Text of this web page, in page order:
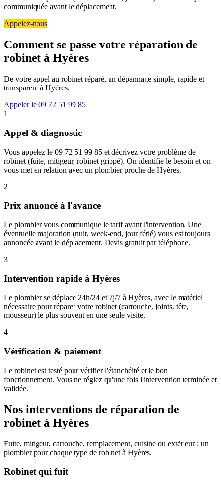
communiquée avant le déplacement.
Appelez-nous
Comment se passe votre réparation de
robinet à Hyères
De votre appel au robinet réparé, un dépannage simple, rapide et
transparent à Hyères.
Appeler le 09 72 51 99 85
1
Appel & diagnostic
Vous appelez le 09 72 51 99 85 et décrivez votre problème de
robinet (fuite, mitigeur, robinet grippé). On identifie le besoin et on
vous met en relation avec un plombier proche de Hyères.
2
Prix annoncé à l'avance
Le plombier vous communique le tarif avant l'intervention. Une
éventuelle majoration (nuit, week-end, jour férié) vous est toujours
annoncée avant le déplacement. Devis gratuit par téléphone.
3
Intervention rapide à Hyères
Le plombier se déplace 24h/24 et 7j/7 à Hyères, avec le matériel
nécessaire pour réparer votre robinet (cartouche, joints, tête,
mousseur) le plus souvent en une seule visite.
4
Vérification & paiement
Le robinet est testé pour vérifier l'étanchéité et le bon
fonctionnement. Vous ne réglez qu'une fois l'intervention terminée et
validée.
Nos interventions de réparation de
robinet à Hyères
Fuite, mitigeur, cartouche, remplacement, cuisine ou extérieur : un
plombier pour chaque type de robinet à Hyères.
Robinet qui fuit